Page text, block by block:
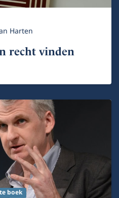
Harten
recht vinden
boek